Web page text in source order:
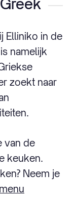
Elliniko in de
namelijk
zoekt naar
van de
keuken.
Neem je